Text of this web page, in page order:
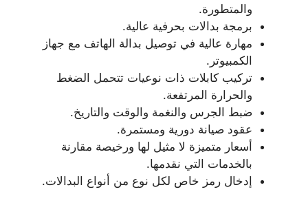
والمتطورة.
برمجة بدالات بحرفية عالية.
مهارة عالية في توصيل بدالة الهاتف مع جهاز
الكمبيوتر.
تركيب كابلات ذات نوعيات تتحمل الضغط
والحرارة المرتفعة.
ضبط الجرس والنغمة والوقت والتاريخ.
عقود صيانة دورية ومستمرة.
أسعار متميزة لا مثيل لها ورخيصة مقارنة
بالخدمات التي نقدمها.
إدخال رمز خاص لكل نوع من أنواع البدالات.